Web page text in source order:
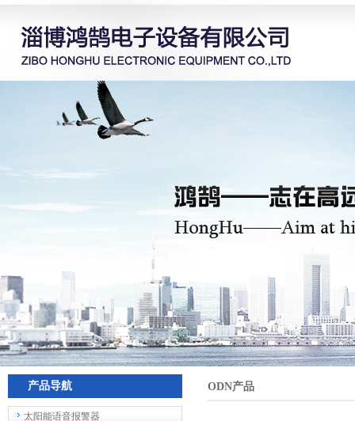
产品导航
太阳能语音报警器
ODN产品